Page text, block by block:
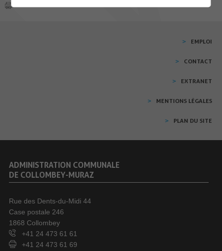
EMPLOI
CONTACT
EXTRANET
MENTIONS LÉGALES
PLAN DU SITE
ADMINISTRATION COMMUNALE
DE COLLOMBEY-MURAZ
Rue des Dents-du-Midi 44
Case postale 246
1868 Collombey
+41 24 473 61 61
+41 24 473 61 69